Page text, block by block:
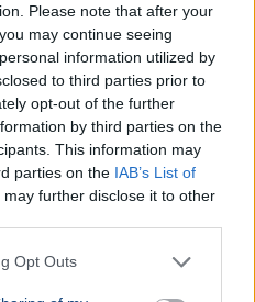
Please note that after your
may continue seeing
information utilized by
to third parties prior to
opt-out of the further
by third parties on the
This information may
parties on the IAB’s List of
may further disclose it to other
Opt Outs
van” - Az osztrák
paksi áramtermelés
Péter Paks
Atomerőmű
várható osztrák
Atomerőmű utolsó